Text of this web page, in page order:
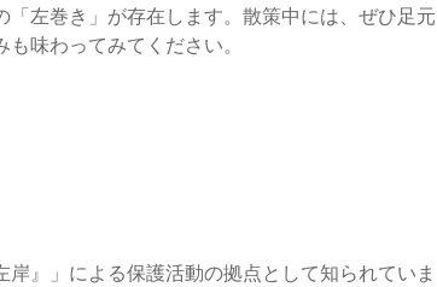
左巻き」が存在します。散策中には、ぜひ足元
味わってみてください。
』」による保護活動の拠点として知られていま